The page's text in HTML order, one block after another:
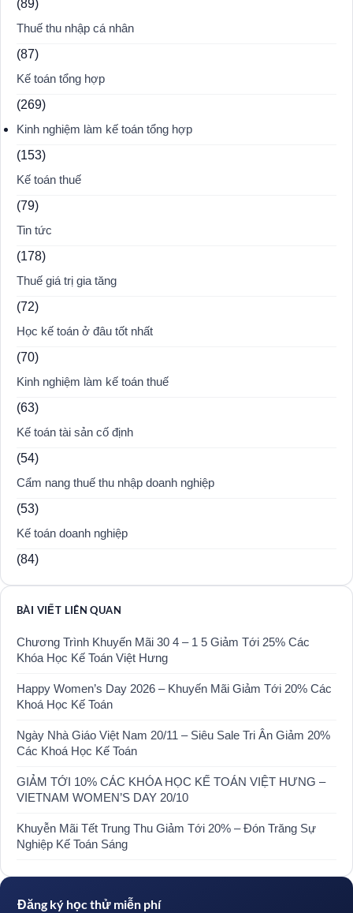
(89)
Thuế thu nhập cá nhân
(87)
Kế toán tổng hợp
(269)
Kinh nghiệm làm kế toán tổng hợp
(153)
Kế toán thuế
(79)
Tin tức
(178)
Thuế giá trị gia tăng
(72)
Học kế toán ở đâu tốt nhất
(70)
Kinh nghiệm làm kế toán thuế
(63)
Kế toán tài sản cố định
(54)
Cẩm nang thuế thu nhập doanh nghiệp
(53)
Kế toán doanh nghiệp
(84)
BÀI VIẾT LIÊN QUAN
Chương Trình Khuyến Mãi 30 4 – 1 5 Giảm Tới 25% Các
Khóa Học Kế Toán Việt Hưng
Happy Women’s Day 2026 – Khuyến Mãi Giảm Tới 20% Các
Khoá Học Kế Toán
Ngày Nhà Giáo Việt Nam 20/11 – Siêu Sale Tri Ân Giảm 20%
Các Khoá Học Kế Toán
GIẢM TỚI 10% CÁC KHÓA HỌC KẾ TOÁN VIỆT HƯNG –
VIETNAM WOMEN’S DAY 20/10
Khuyễn Mãi Tết Trung Thu Giảm Tới 20% – Đón Trăng Sự
Nghiệp Kế Toán Sáng
Đăng ký học thử miễn phí